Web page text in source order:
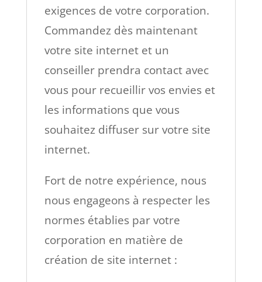
exigences de votre corporation.
Commandez dès maintenant
votre site internet et un
conseiller prendra contact avec
vous pour recueillir vos envies et
les informations que vous
souhaitez diffuser sur votre site
internet.
Fort de notre expérience, nous
nous engageons à respecter les
normes établies par votre
corporation en matière de
création de site internet :